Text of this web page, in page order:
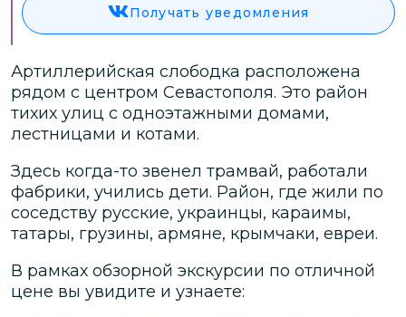
Получать уведомления
Артиллерийская слободка расположена
рядом с центром Севастополя. Это район
тихих улиц с одноэтажными домами,
лестницами и котами.
Здесь когда-то звенел трамвай, работали
фабрики, учились дети. Район, где жили по
соседству русские, украинцы, караимы,
татары, грузины, армяне, крымчаки, евреи.
В рамках обзорной экскурсии по отличной
цене вы увидите и узнаете: